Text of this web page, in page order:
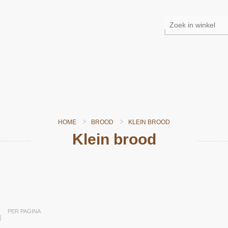
HOME BROOD KLEIN BROOD
Klein brood
PER PAGINASnel bekijken